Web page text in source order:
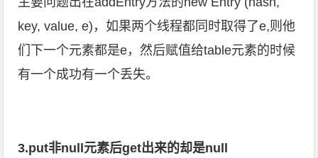
key, value, e)，如果两个线程都同时取得了e,则他
们下一个元素都是e，然后赋值给table元素的时候
有一个成功有一个丢失。
3.put非null元素后get出来的却是null